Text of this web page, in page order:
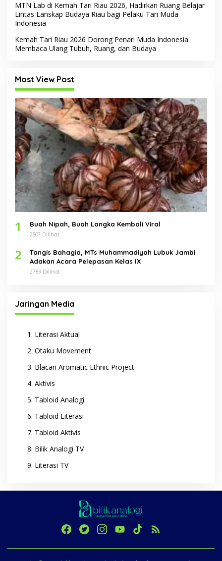
MTN Lab di Kemah Tari Riau 2026, Hadirkan Ruang Belajar
Lintas Lanskap Budaya Riau bagi Pelaku Tari Muda
Indonesia
Kemah Tari Riau 2026 Dorong Penari Muda Indonesia
Membaca Ulang Tubuh, Ruang, dan Budaya
Most View Post
1 Buah Nipah, Buah Langka Kembali Viral
2807 Dilihat
2
Tangis Bahagia, MTs Muhammadiyah Lubuk Jambi
Adakan Acara Pelepasan Kelas IX
2789 Dilihat
Jaringan Media
Literasi Aktual
Otaku Movement
Blacan Aromatic Ethnic Project
Aktivis
Tabloid Analogi
Tabloid Literasi
Tabloid Aktivis
Bilik Analogi TV
Literasi TV